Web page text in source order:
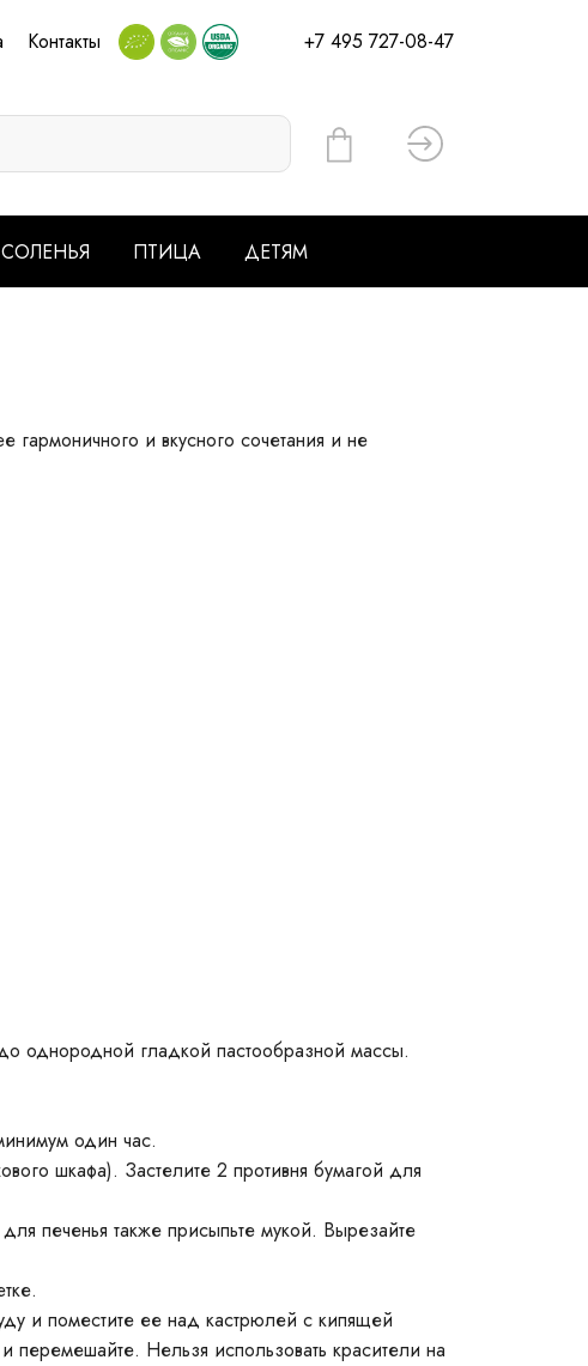
Контакты +7 495 727-08-47
Вход
ПТИЦА ДЕТЯМ
и вкусного сочетания и не
однородной гладкой пастообразной массы.
один час.
шкафа). Застелите 2 противня бумагой для
печенья также присыпьте мукой. Вырезайте
и поместите ее над кастрюлей с кипящей
перемешайте. Нельзя использовать красители на